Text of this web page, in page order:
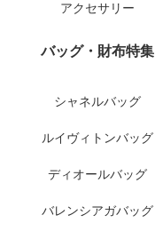
アクセサリー
バッグ・財布特集
シャネルバッグ
ルイヴィトンバッグ
ディオールバッグ
バレンシアガバッグ